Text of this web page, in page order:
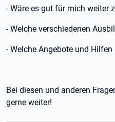
- Wäre es gut für mich weiter
- Welche verschiedenen
- Welche Angebote und
Bei diesen und anderen
gerne weiter!